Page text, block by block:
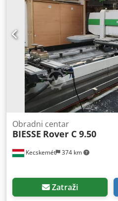
Kecskemét 374 km
Obradni centar
BIESSE Rover C 9.50
Zatraži